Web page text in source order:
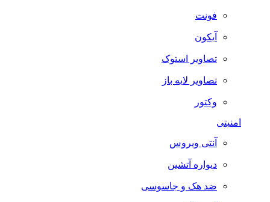
فونت
آیکون
تصاویر استوک
تصاویر لایه باز
وکتور
امنیتی
آنتی ویروس
دیواره آتشین
ضد هک و جاسوسی